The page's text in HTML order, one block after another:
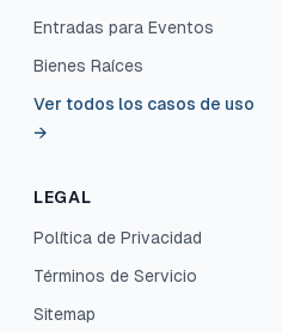
Entradas para Eventos
Bienes Raíces
Ver todos los casos de uso
→
LEGAL
Política de Privacidad
Términos de Servicio
Sitemap